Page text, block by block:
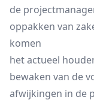
de
oppakken van
komen
het actueel
bewaken van de
afwijkingen in de